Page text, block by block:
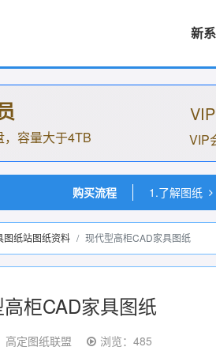
新
容量大于4TB VIP
购买流程 1.了解图纸
图纸站图纸资料 现代型高柜CAD家具图纸
柜CAD家具图纸
高定图纸联盟 浏览：485